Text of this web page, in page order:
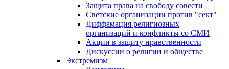
Защита права на свободу совести
Светские организации против "сект"
Диффамация религиозных
организаций и конфликты со СМИ
Акции в защиту нравственности
Дискуссии о религии и обществе
Экстремизм